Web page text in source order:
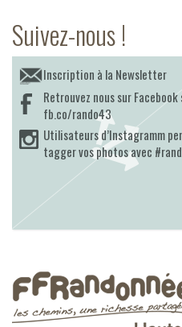
Suivez-nous !
Inscription à la Newsletter
Retrouvez nous sur Facebook
fb.co/rando43
Utilisateurs d’Instagramm
tagger vos photos avec